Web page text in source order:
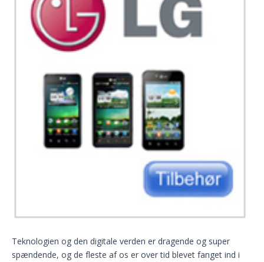
Teknologien og den digitale verden er dragende og super
spændende, og de fleste af os er over tid blevet fanget ind i